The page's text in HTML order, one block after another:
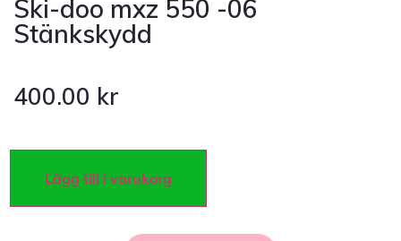
Ski-doo mxz 550 -06
Stänkskydd
400.00 kr
Lägg till i varukorg